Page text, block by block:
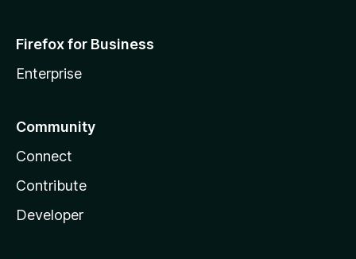
Firefox for Business
Enterprise
Community
Connect
Contribute
Developer